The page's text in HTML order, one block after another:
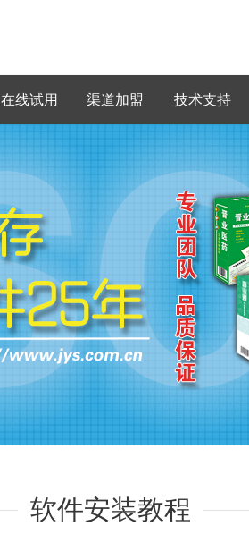
在线试用 渠道加盟 技术支持
软件安装教程